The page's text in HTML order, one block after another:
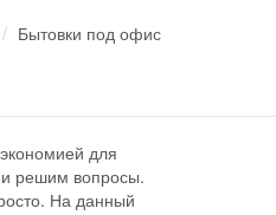
Бытовки под офис
для
решим вопросы.
На данный